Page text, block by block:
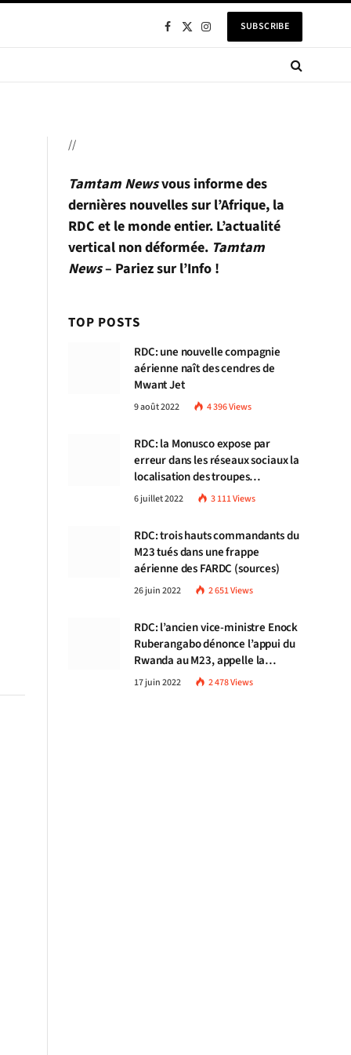
Facebook
X
InstagramSUBSCRIBE
//
Tamtam Newsvous informe des
dernières nouvelles sur l’Afrique, la
RDC et le monde entier. L’actualité
vertical non déformée. Tamtam
News– Pariez sur l’Info !
TOP POSTS
RDC: une nouvelle compagnie
aérienne naît des cendres de
Mwant Jet
9 août 2022 4 396Views
RDC: la Monusco expose par
erreur dans les réseaux sociaux la
localisation des troupes
congolaises
6 juillet 2022 3 111Views
RDC: trois hauts commandants du
M23 tués dans une frappe
aérienne des FARDC (sources)
26 juin 2022 2 651Views
RDC: l’ancien vice-ministre Enock
Ruberangabo dénonce l’appui du
Rwanda au M23, appelle la
communauté internationale à
stopper Kigali
17 juin 2022 2 478Views